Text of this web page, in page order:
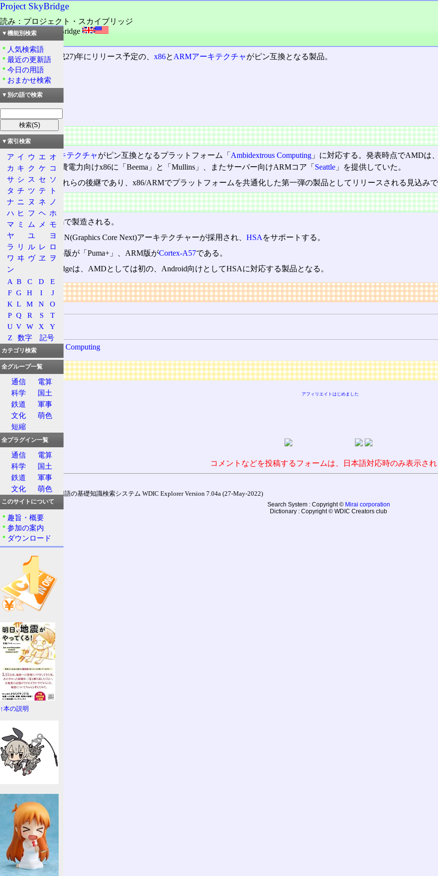
Project SkyBridge
読み：プロジェクト・スカイブリッジ
外語：Project SkyBridge
品詞：商品名
AMDが2015(平成27)年にリリース予定の、x86と ARMアーキテクチャがピン互換となる製品。
目次
概要
特徴
概要
x86 と ARMアーキテクチャがピン互換となるプラットフォーム「 Ambidextrous Computing 」に対応する。発表時点でAMDは
「Kaveri」、低消費電力向けx86に「Beema」と「Mullins」、またサーバー向けARMコア「 Seattle 」を提供していた。
SkyBridgeは、これらの後継であり、x86/ARMでプラットフォームを共通化した第一弾の製品としてリリースされる見込み
特徴
SkyBridgeは20nmで製造される。
GPUコアは、GCN(Graphics Core Next)アーキテクチャーが採用され、HSA をサポートする。
CPUコアは、x86版が「Puma+」、ARM版がCortex-A57である。
ARM版のSkyBridgeは、AMDとしては初の、Android向けとしてHSAに対応する製品となる。
リンク
用語の所属
AMD
関連する用語
Ambidextrous Computing
広告
アフィリエイトはじめました
コメントなどを投稿するフォームは、日本語対応時のみ表示さ
通信用語の基礎知識検索システム WDIC Explorer Version 7.04a (27-May-2022)
Search System : Copyright © Mirai corporation
Dictionary : Copyright © WDIC Creators club
▼機能別検索
人気検索語
最近の更新語
今日の用語
おまかせ検索
▼別の語で検索
▼索引検索
ア イ ウ エ オ
カ キ ク ケ コ
サ シ ス セ ソ
タ チ ツ テ
ト
ナ ニ ヌ ネ
ノ
ハ ヒ フ ヘ ホ
マ ミ ム メ
モ
ヤ
ユ
ヨ
ラ
リ ル レ ロ
ワ ヰ ヴ ヱ
ヲ
ン
A B C D
E
F G H I
J
K L M N
O
P Q R S
T
U V W X
Y
Z
数字 記号
カテゴリ検索
全グループ一覧
通信
電算
科学
国土
鉄道
軍事
文化
萌色
短縮
全プラグイン一覧
通信
電算
科学
国土
鉄道
軍事
文化
萌色
このサイトについて
趣旨・概要
参加の案内
ダウンロード
↑本の説明